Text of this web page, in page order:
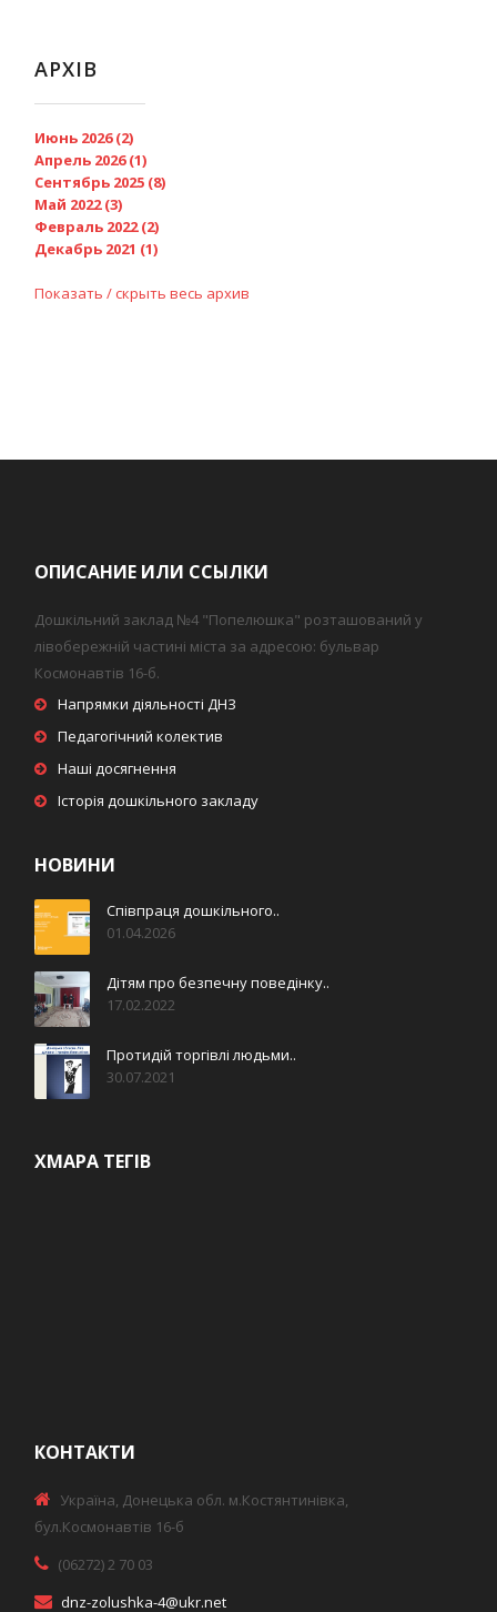
АРХІВ
Июнь 2026 (2)
Апрель 2026 (1)
Сентябрь 2025 (8)
Май 2022 (3)
Февраль 2022 (2)
Декабрь 2021 (1)
Показать / скрыть весь архив
ОПИСАНИЕ ИЛИ ССЫЛКИ
Дошкільний заклад №4 "Попелюшка" розташований у
лівобережній частині міста за адресою: бульвар
Космонавтів 16-б.
Напрямки діяльності ДНЗ
Педагогічний колектив
Наші досягнення
Історія дошкільного закладу
НОВИНИ
Співпраця дошкільного..
01.04.2026
Дітям про безпечну поведінку..
17.02.2022
Протидій торгівлі людьми..
30.07.2021
ХМАРА ТЕГІВ
КОНТАКТИ
Україна, Донецька обл. м.Костянтинівка,
бул.Космонавтів 16-б
(06272) 2 70 03
dnz-zolushka-4@ukr.net